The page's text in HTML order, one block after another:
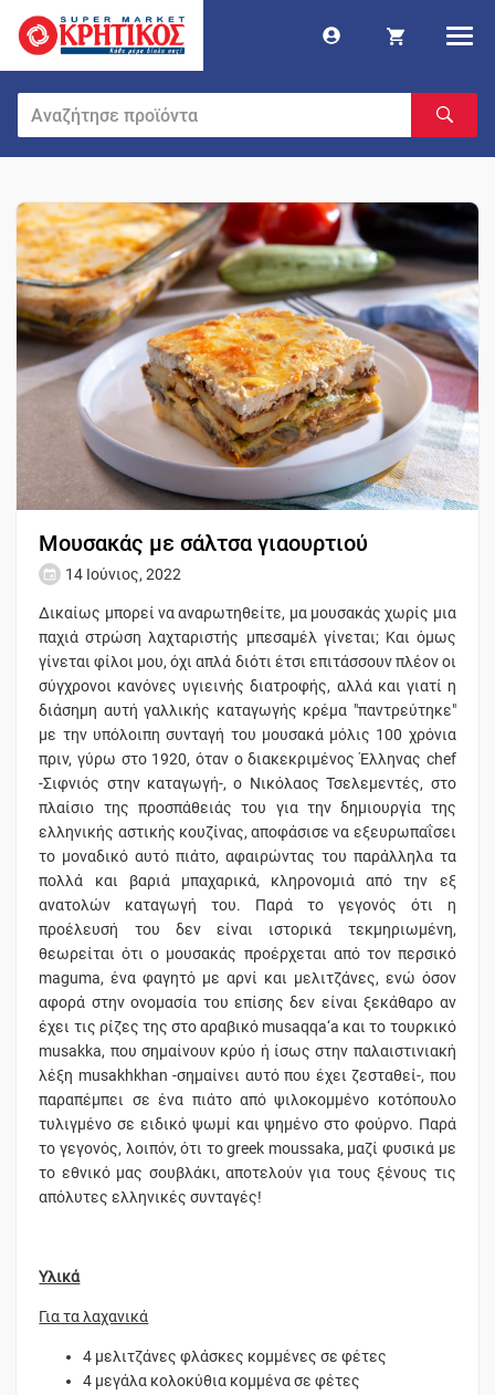
Μουσακάς με σάλτσα γιαουρτιού
14 Ιούνιος, 2022
Δικαίως μπορεί να αναρωτηθείτε, μα μουσακάς χωρίς μια
παχιά στρώση λαχταριστής μπεσαμέλ γίνεται; Και όμως
γίνεται φίλοι μου, όχι απλά διότι έτσι επιτάσσουν πλέον οι
σύγχρονοι κανόνες υγιεινής διατροφής, αλλά και γιατί η
διάσημη αυτή γαλλικής καταγωγής κρέμα "παντρεύτηκε"
με την υπόλοιπη συνταγή του μουσακά μόλις 100 χρόνια
πριν, γύρω στο 1920, όταν ο διακεκριμένος Έλληνας chef
-Σιφνιός στην καταγωγή-, o Nικόλαος Τσελεμεντές, στο
πλαίσιο της προσπάθειάς του για την δημιουργία της
ελληνικής αστικής κουζίνας, αποφάσισε να εξευρωπαΐσει
το μοναδικό αυτό πιάτο, αφαιρώντας του παράλληλα τα
πολλά και βαριά μπαχαρικά, κληρονομιά από την εξ
ανατολών καταγωγή του. Παρά το γεγονός ότι η
προέλευσή του δεν είναι ιστορικά τεκμηριωμένη,
θεωρείται ότι ο μουσακάς προέρχεται από τον περσικό
maguma, ένα φαγητό με αρνί και μελιτζάνες, ενώ όσον
αφορά στην ονομασία του επίσης δεν είναι ξεκάθαρο αν
έχει τις ρίζες της στο αραβικό musaqqa‘a και το τουρκικό
musakka, που σημαίνουν κρύο ή ίσως στην παλαιστινιακή
λέξη musakhkhan -σημαίνει αυτό που έχει ζεσταθεί-, που
παραπέμπει σε ένα πιάτο από ψιλοκομμένο κοτόπουλο
τυλιγμένο σε ειδικό ψωμί και ψημένο στο φούρνο. Παρά
το γεγονός, λοιπόν, ότι το greek moussaka, μαζί φυσικά με
το εθνικό μας σουβλάκι, αποτελούν για τους ξένους τις
απόλυτες ελληνικές συνταγές!
Υλικά
Για τα λαχανικά
4 μελιτζάνες φλάσκες κομμένες σε φέτες
4 μεγάλα κολοκύθια κομμένα σε φέτες